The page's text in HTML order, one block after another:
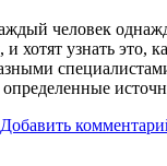
человек
хотят узнать это,
определенные
Добавить